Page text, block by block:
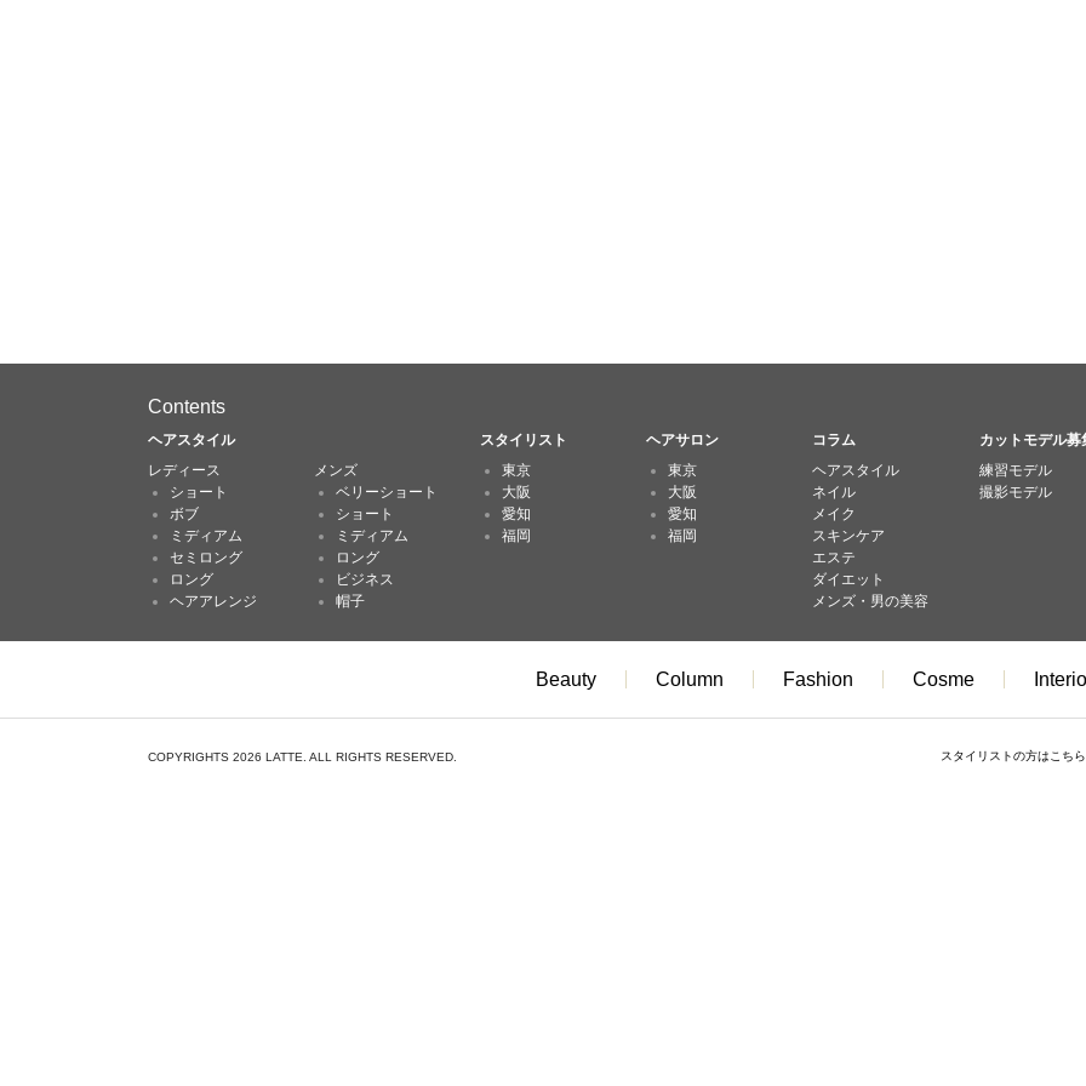
Contents
ヘアスタイル スタイリスト ヘアサロン コラム
カットモデル募
レディース
ショート
ボブ
ミディアム
セミロング
ロング
ヘアアレンジ
メンズ
ベリーショート
ショート
ミディアム
ロング
ビジネス
帽子
東京
大阪
愛知
福岡
東京
大阪
愛知
福岡
ヘアスタイル
ネイル
メイク
スキンケア
エステ
ダイエット
メンズ・男の美容
練習モデル
撮影モデル
Beauty Column Fashion Cosme
COPYRIGHTS 2026 LATTE. ALL RIGHTS RESERVED. スタイリストの方はこちら